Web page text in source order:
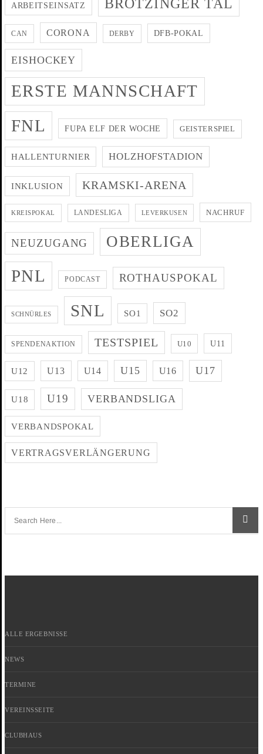
ARBEITSEINSATZ BRÖTZINGER TAL
CAN CORONA DERBY DFB-POKAL
EISHOCKEY
ERSTE MANNSCHAFT
FNL FUPA ELF DER WOCHE GEISTERSPIEL
HALLENTURNIER HOLZHOFSTADION
INKLUSION KRAMSKI-ARENA
KREISPOKAL LANDESLIGA LEVERKUSEN NACHRUF
NEUZUGANG OBERLIGA
PNL PODCAST ROTHAUSPOKAL
SCHNÜRLES SNL SO1 SO2
SPENDENAKTION TESTSPIEL U10 U11
U12 U13 U14 U15 U16 U17
U18 U19 VERBANDSLIGA
VERBANDSPOKAL
VERTRAGSVERLÄNGERUNG
ALLE ERGEBNISSE
NEWS
TERMINE
VEREINSSEITE
CLUBHAUS